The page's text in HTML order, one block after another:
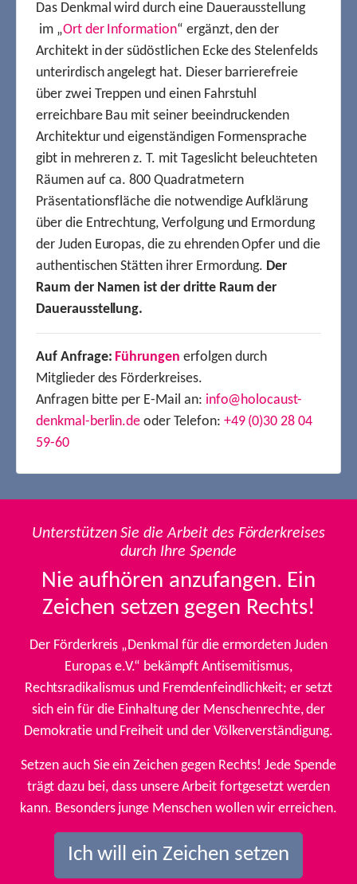
Das Denkmal wird durch eine Dauerausstellung
im „Ort der Information“ ergänzt, den der
Architekt in der südöstlichen Ecke des Stelenfelds
unterirdisch angelegt hat. Dieser barrierefreie
über zwei Treppen und einen Fahrstuhl
erreichbare Bau mit seiner beeindruckenden
Architektur und eigenständigen Formensprache
gibt in mehreren z. T. mit Tageslicht beleuchteten
Räumen auf ca. 800 Quadratmetern
Präsentationsfläche die notwendige Aufklärung
über die Entrechtung, Verfolgung und Ermordung
der Juden Europas, die zu ehrenden Opfer und die
authentischen Stätten ihrer Ermordung. Der
Raum der Namen ist der dritte Raum der
Dauerausstellung.
Auf Anfrage: Führungen erfolgen durch
Mitglieder des Förderkreises.
Anfragen bitte per E-Mail an: info@holocaust-
denkmal-berlin.de oder Telefon: +49 (0)30 28 04
59-60
Unterstützen Sie die Arbeit des Förderkreises
durch Ihre Spende
Nie aufhören anzufangen. Ein
Zeichen setzen gegen Rechts!
Der Förderkreis „Denkmal für die ermordeten Juden
Europas e.V.“ bekämpft Antisemitismus,
Rechtsradikalismus und Fremdenfeindlichkeit; er setzt
sich ein für die Einhaltung der Menschenrechte, der
Demokratie und Freiheit und der Völkerverständigung.
Setzen auch Sie ein Zeichen gegen Rechts! Jede Spende
trägt dazu bei, dass unsere Arbeit fortgesetzt werden
kann. Besonders junge Menschen wollen wir erreichen.
Ich will ein Zeichen setzen